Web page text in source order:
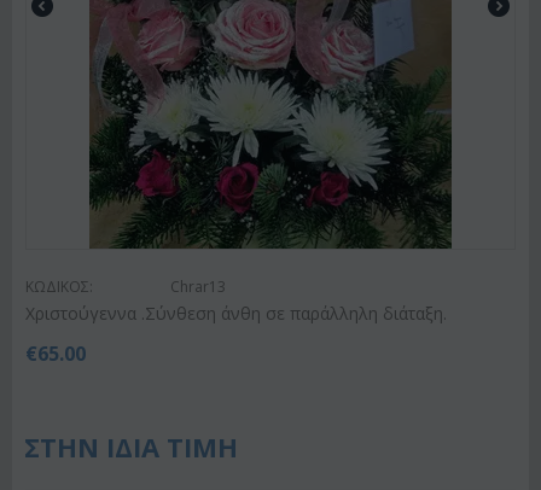
ΚΩΔΙΚΟΣ: Chrar13
Χριστούγεννα .Σύνθεση άνθη σε παράλληλη διάταξη.
€65.00
ΣΤΗΝ ΙΔΙΑ ΤΙΜΗ